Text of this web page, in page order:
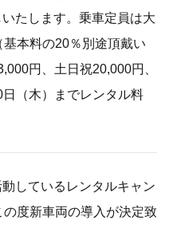
たします。乗車定員は大
本料の20％別途頂戴い
円、土日祝20,000円、
（木）までレンタル料
しているレンタルキャン
度新車両の導入が決定致